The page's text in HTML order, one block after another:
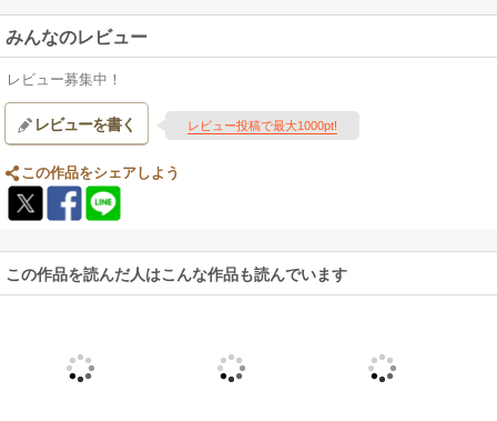
みんなのレビュー
レビュー募集中！
レビューを書く レビュー投稿で最大1000pt!
この作品をシェアしよう
この作品を読んだ人はこんな作品も読んでいます